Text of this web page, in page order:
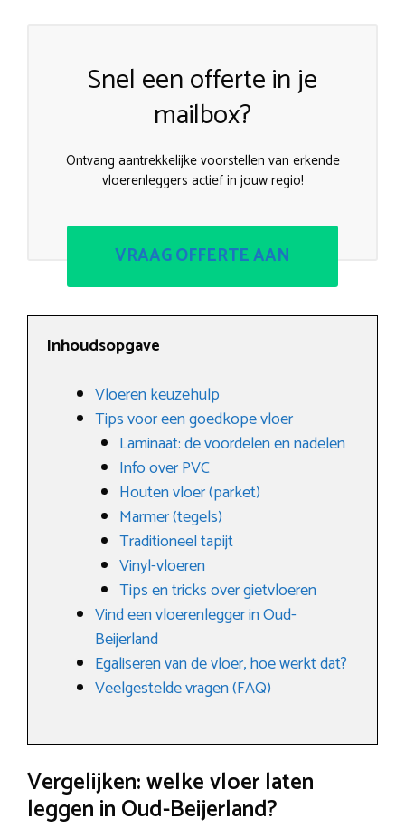
Snel een offerte in je
mailbox?
Ontvang aantrekkelijke voorstellen van erkende
vloerenleggers actief in jouw regio!
VRAAG OFFERTE AAN
Inhoudsopgave
Vloeren keuzehulp
Tips voor een goedkope vloer
Laminaat: de voordelen en nadelen
Info over PVC
Houten vloer (parket)
Marmer (tegels)
Traditioneel tapijt
Vinyl-vloeren
Tips en tricks over gietvloeren
Vind een vloerenlegger in Oud-
Beijerland
Egaliseren van de vloer, hoe werkt dat?
Veelgestelde vragen (FAQ)
Vergelijken: welke vloer laten
leggen in Oud-Beijerland?